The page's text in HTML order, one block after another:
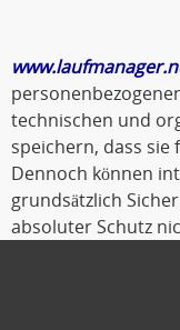
technischen und
speichern, dass sie
Dennoch können
grundsätzlich
absoluter Schutz